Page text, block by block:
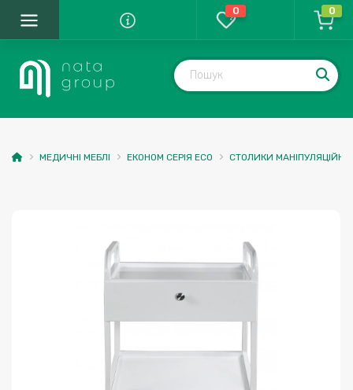
0 0
МЕДИЧНІ МЕБЛІ ЕКОНОМ СЕРІЯ ECO СТОЛИКИ МАНІПУЛЯЦІЙНІ